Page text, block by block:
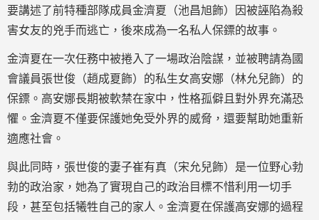
要講述了前特種部隊成員金濟夏（池昌旭飾）因被誣陷為殺
害女友的兇手而逃亡，後來成為一名私人保鏢的故事。
金濟夏在一次任務中被捲入了一場政治陰謀，並被聘請為國
會議員張世俊（趙成夏飾）的私生女高安娜（林允兒飾）的
保鏢。高安娜長期被軟禁在家中，性格孤僻且對外界充滿恐
懼。金濟夏不僅要保護她免受外界的威脅，還要幫助她重新
適應社會。
與此同時，張世俊的妻子崔有真（宋允兒飾）是一位野心勃
勃的政治家，她為了實現自己的政治目標不惜利用一切手
段，甚至包括犧牲自己的家人。金濟夏在保護高安娜的過程